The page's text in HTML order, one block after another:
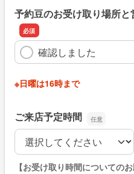
予約豆のお受け取り場所
確認しました
※日曜は16時まで
ご来店予定時間
ご来店予定時間
【お受け取り時間についてのお